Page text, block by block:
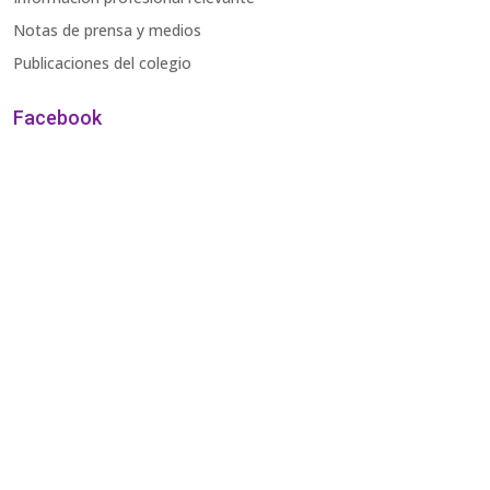
Notas de prensa y medios
Publicaciones del colegio
Facebook